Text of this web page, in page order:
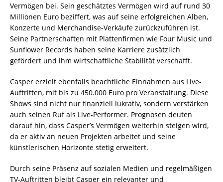
Vermögen bei. Sein geschätztes Vermögen wird auf rund 30
Millionen Euro beziffert, was auf seine erfolgreichen Alben,
Konzerte und Merchandise-Verkäufe zurückzuführen ist.
Seine Partnerschaften mit Plattenfirmen wie Four Music und
Sunflower Records haben seine Karriere zusätzlich
gefördert und ihm wirtschaftliche Stabilität verschafft.
Casper erzielt ebenfalls beachtliche Einnahmen aus Live-
Auftritten, mit bis zu 450.000 Euro pro Veranstaltung. Diese
Shows sind nicht nur finanziell lukrativ, sondern verstärken
auch seinen Ruf als Live-Performer. Prognosen deuten
darauf hin, dass Casper’s Vermögen weiterhin steigen wird,
da er aktiv an neuen Projekten arbeitet und seine
künstlerischen Horizonte stetig erweitert.
Durch seine Präsenz auf sozialen Medien und regelmäßigen
TV-Auftritten bleibt Casper ein relevanter und